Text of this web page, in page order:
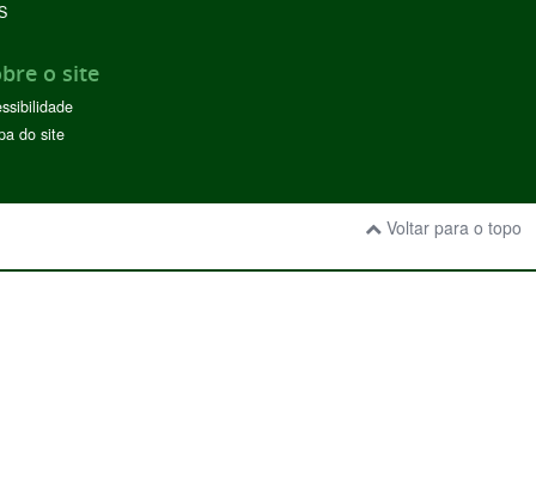
o site
do site
Voltar para o topo